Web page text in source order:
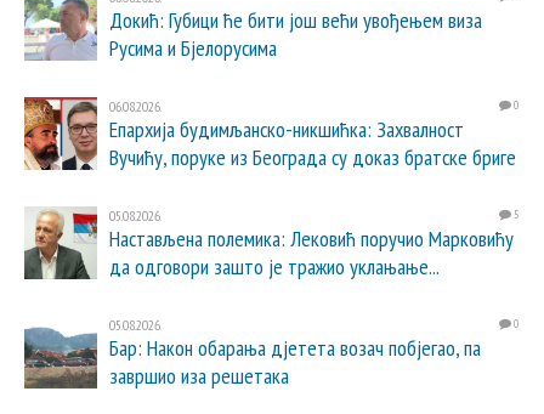
Докић: Губици ће бити још већи увођењем виза
Русима и Бјелорусима
06.08.2026. 0
Епархија будимљанско-никшићка: Захвалност
Вучићу, поруке из Београда су доказ братске бриге
05.08.2026. 5
Настављена полемика: Лековић поручио Марковићу
да одговори зашто је тражио уклањање...
05.08.2026. 0
Бар: Након обарања дјетета возач побјегао, па
завршио иза решетака